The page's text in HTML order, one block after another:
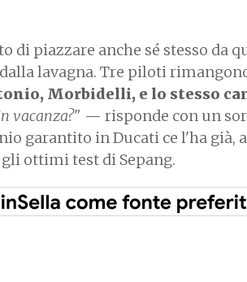
di piazzare anche sé stesso da
lavagna. Tre piloti
Morbidelli, e lo stesso
vacanza?" — risponde con un
garantito in Ducati ce l'ha già,
ottimi test di Sepang.